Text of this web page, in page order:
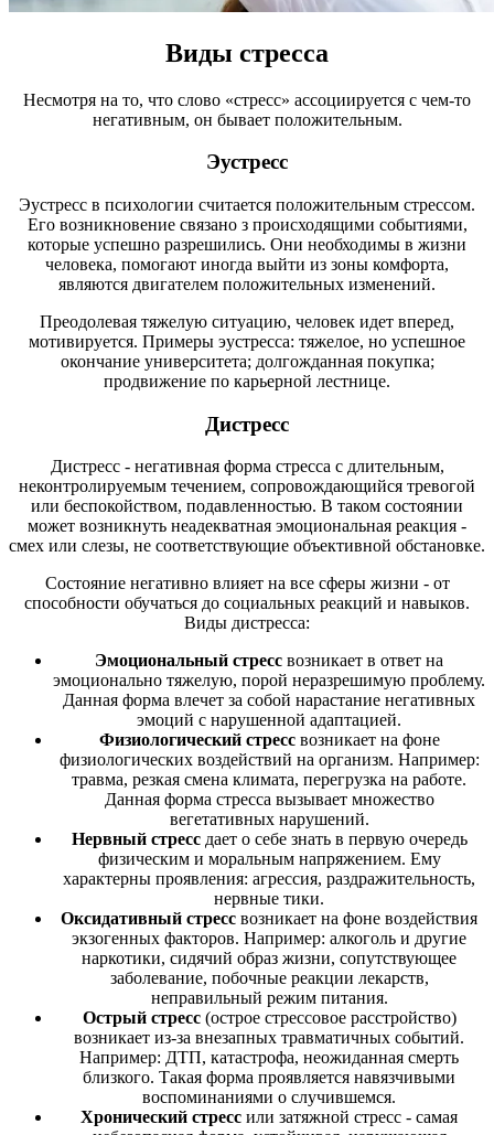
Виды стресса
Несмотря на то, что слово «стресс» ассоциируется с чем-то
негативным, он бывает положительным.
Эустресс
Эустресс в психологии считается положительным стрессом.
Его возникновение связано з происходящими событиями,
которые успешно разрешились. Они необходимы в жизни
человека, помогают иногда выйти из зоны комфорта,
являются двигателем положительных изменений.
Преодолевая тяжелую ситуацию, человек идет вперед,
мотивируется. Примеры эустресса: тяжелое, но успешное
окончание университета; долгожданная покупка;
продвижение по карьерной лестнице.
Дистресс
Дистресс - негативная форма стресса с длительным,
неконтролируемым течением, сопровождающийся тревогой
или беспокойством, подавленностью. В таком состоянии
может возникнуть неадекватная эмоциональная реакция -
смех или слезы, не соответствующие объективной обстановке.
Состояние негативно влияет на все сферы жизни - от
способности обучаться до социальных реакций и навыков.
Виды дистресса:
Эмоциональный стресс возникает в ответ на
эмоционально тяжелую, порой неразрешимую проблему.
Данная форма влечет за собой нарастание негативных
эмоций с нарушенной адаптацией.
Физиологический стрессвозникает на фоне
физиологических воздействий на организм. Например:
травма, резкая смена климата, перегрузка на работе.
Данная форма стресса вызывает множество
вегетативных нарушений.
Нервный стрессдает о себе знать в первую очередь
физическим и моральным напряжением. Ему
характерны проявления: агрессия, раздражительность,
нервные тики.
Оксидативный стресс возникает на фоне воздействия
экзогенных факторов. Например: алкоголь и другие
наркотики, сидячий образ жизни, сопутствующее
заболевание, побочные реакции лекарств,
неправильный режим питания.
Острый стресс(острое стрессовое расстройство)
возникает из-за внезапных травматичных событий.
Например: ДТП, катастрофа, неожиданная смерть
близкого. Такая форма проявляется навязчивыми
воспоминаниями о случившемся.
Хронический стресс или затяжной стресс - самая